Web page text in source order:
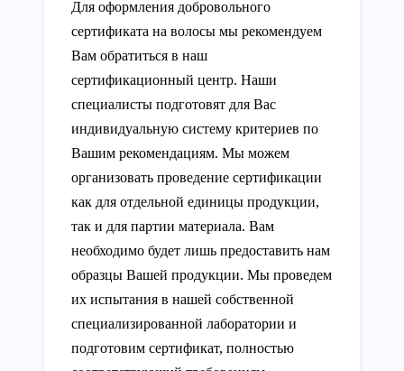
Для оформления добровольного
сертификата на волосы мы рекомендуем
Вам обратиться в наш
сертификационный центр. Наши
специалисты подготовят для Вас
индивидуальную систему критериев по
Вашим рекомендациям. Мы можем
организовать проведение сертификации
как для отдельной единицы продукции,
так и для партии материала. Вам
необходимо будет лишь предоставить нам
образцы Вашей продукции. Мы проведем
их испытания в нашей собственной
специализированной лаборатории и
подготовим сертификат, полностью